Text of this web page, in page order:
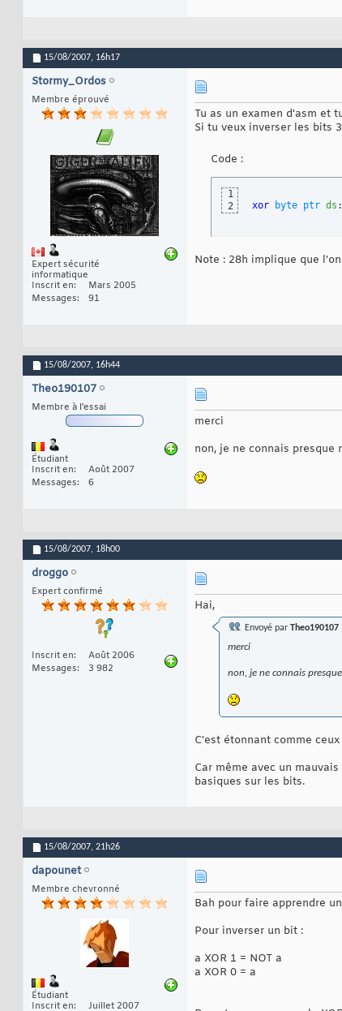
15/08/2007, 16h17
Stormy_Ordos
Membre éprouvé
Expert sécurité
informatique
Inscrit en
Mars 2005
Messages
91
Tu as un examen d'asm et
Si tu veux inverser les bits
Code :
1
2
xor byte ptr ds :
Note : 28h implique que
15/08/2007, 16h44
Theo190107
Membre à l'essai
Étudiant
Inscrit en
Août 2007
Messages
6
merci
non, je ne connais presque
15/08/2007, 18h00
droggo
Expert confirmé
Inscrit en
Août 2006
Messages
3 982
Hai,
Envoyé par Theo190107
merci
non, je ne connais
C'est étonnant comme
Car même avec un
basiques sur les bits.
15/08/2007, 21h26
dapounet
Membre chevronné
Étudiant
Inscrit en
Juillet 2007
Bah pour faire apprendre
Pour inverser un bit :
a XOR 1 = NOT a
a XOR 0 = a